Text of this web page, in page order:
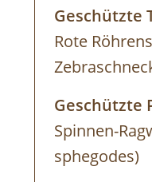
Geschützte
Rote
Geschützte
Spinnen-
sphegodes)